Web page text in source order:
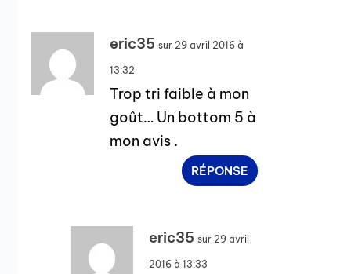
eric35 sur 29 avril 2016 à
13:32
Trop tri faible à mon
goût… Un bottom 5 à
mon avis .
RÉPONSE
eric35 sur 29 avril
2016 à 13:33